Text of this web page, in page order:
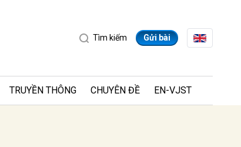
Tìm kiếm Gửi bài
TRUYỀN THÔNG CHUYÊN ĐỀ EN-VJST